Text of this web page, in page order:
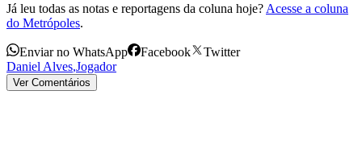
Já leu todas as notas e reportagens da coluna hoje? Acesse a coluna
do Metrópoles.
Enviar no WhatsApp Facebook
Twitter
Daniel Alves,Jogador
Ver Comentários